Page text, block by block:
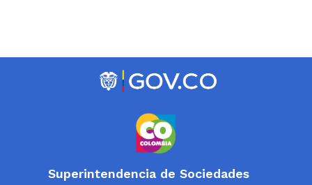
Superintendencia de Sociedades